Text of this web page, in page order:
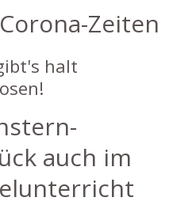
Zeiten
halt
auch im